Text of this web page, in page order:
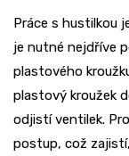
Práce s hustilkou
je nutné nejdříve
plastového
plastový kroužek
odjistí ventilek.
postup, což